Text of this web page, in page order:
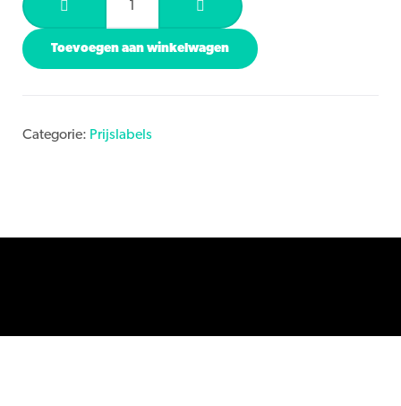
Toevoegen aan winkelwagen
Categorie: Prijslabels